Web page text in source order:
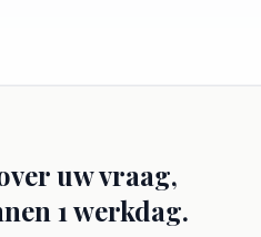
uw vraag,
1 werkdag.